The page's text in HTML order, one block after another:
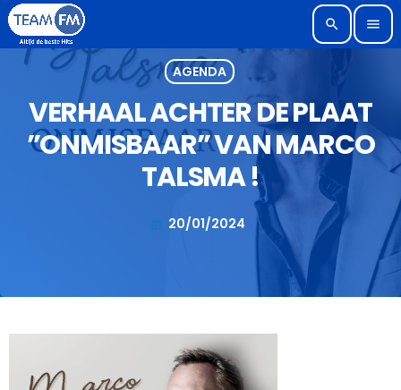
search menu
AGENDA
VERHAAL ACHTER DE PLAAT
”ONMISBAAR” VAN MARCO
TALSMA !
20/01/2024